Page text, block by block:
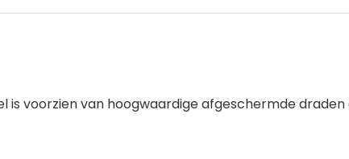
is voorzien van hoogwaardige afgeschermde